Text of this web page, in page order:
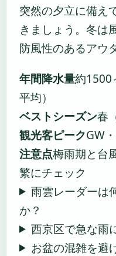
突然の夕立に備え
きましょう。冬は
防風性のあるアウ
年間降水量約1500
平均）
ベストシーズン春
観光客ピークGW
注意点梅雨期と台
繁にチェック
雨雲レーダーは
か？
西京区で急な雨
お盆の混雑を避